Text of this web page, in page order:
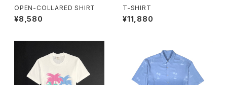
OPEN-COLLARED SHIRT
¥8,580
T-SHIRT
¥11,880